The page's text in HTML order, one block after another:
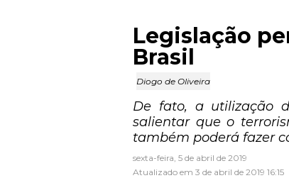
Legislação
Brasil
Diogo de Oliveira
De fato, a utilização
salientar que o
também poderá fazer
sexta-feira, 5 de abril de 2019
Atualizado em 3 de abril de 2019 16:15